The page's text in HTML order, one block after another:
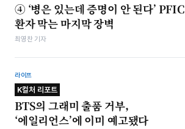
④ ‘병은 있는데 증명이 안 된다’ PFIC
환자 막는 마지막 장벽
최영찬 기자
라이프
K컬처 리포트
BTS의 그래미 출품 거부,
‘에일리언스’에 이미 예고됐다